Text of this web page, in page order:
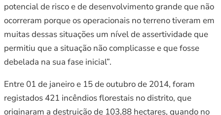
potencial de risco e de desenvolvimento grande que não
ocorreram porque os operacionais no terreno tiveram em
muitas dessas situações um nível de assertividade que
permitiu que a situação não complicasse e que fosse
debelada na sua fase inicial”.
Entre 01 de janeiro e 15 de outubro de 2014, foram
registados 421 incêndios florestais no distrito, que
originaram a destruição de 103,88 hectares, quando no